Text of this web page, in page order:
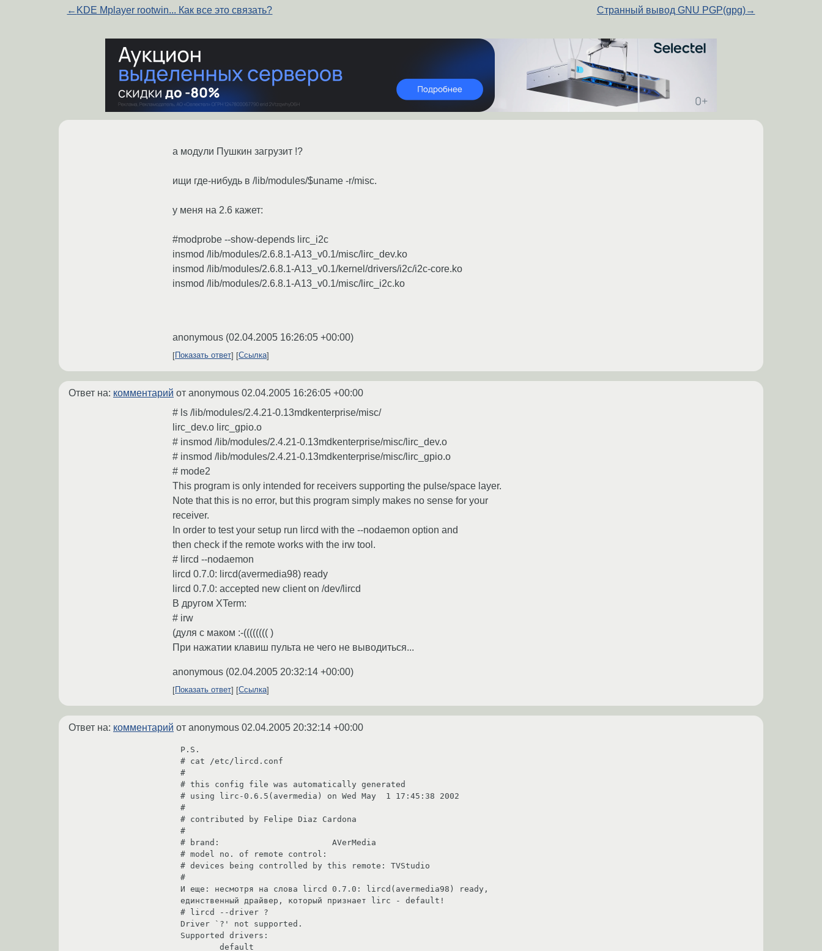
← KDE Mplayer rootwin... Как все это связать? Странный вывод GNU PGP(gpg)→
a модули Пушкин загрузит !?
ищи где-нибудь в /lib/modules/$uname -r/misc.
у меня на 2.6 кажет:
#modprobe --show-depends lirc_i2c
insmod /lib/modules/2.6.8.1-A13_v0.1/misc/lirc_dev.ko
insmod /lib/modules/2.6.8.1-A13_v0.1/kernel/drivers/i2c/i2c-core.ko
insmod /lib/modules/2.6.8.1-A13_v0.1/misc/lirc_i2c.ko
anonymous (02.04.2005 16:26:05 +00:00)
Показать ответ Ссылка
Ответ на: комментарий от anonymous 02.04.2005 16:26:05 +00:00
# ls /lib/modules/2.4.21-0.13mdkenterprise/misc/
lirc_dev.o lirc_gpio.o
# insmod /lib/modules/2.4.21-0.13mdkenterprise/misc/lirc_dev.o
# insmod /lib/modules/2.4.21-0.13mdkenterprise/misc/lirc_gpio.o
# mode2
This program is only intended for receivers supporting the pulse/space layer.
Note that this is no error, but this program simply makes no sense for your
receiver.
In order to test your setup run lircd with the --nodaemon option and
then check if the remote works with the irw tool.
# lircd --nodaemon
lircd 0.7.0: lircd(avermedia98) ready
lircd 0.7.0: accepted new client on /dev/lircd
В другом XTerm:
# irw
(дуля с маком :-(((((((( )
При нажатии клавиш пульта не чего не выводиться...
anonymous (02.04.2005 20:32:14 +00:00)
Показать ответ Ссылка
Ответ на: комментарий от anonymous 02.04.2005 20:32:14 +00:00
P.S.
# cat /etc/lircd.conf
#
# this config file was automatically generated
# using lirc-0.6.5(avermedia) on Wed May  1 17:45:38 2002
#
# contributed by Felipe Diaz Cardona
#
# brand:                       AVerMedia
# model no. of remote control:
# devices being controlled by this remote: TVStudio
#
И еще: несмотря на слова lircd 0.7.0: lircd(avermedia98) ready,
единственный драйвер, который признает lirc - default!
# lircd --driver ?
Driver `?' not supported.
Supported drivers: